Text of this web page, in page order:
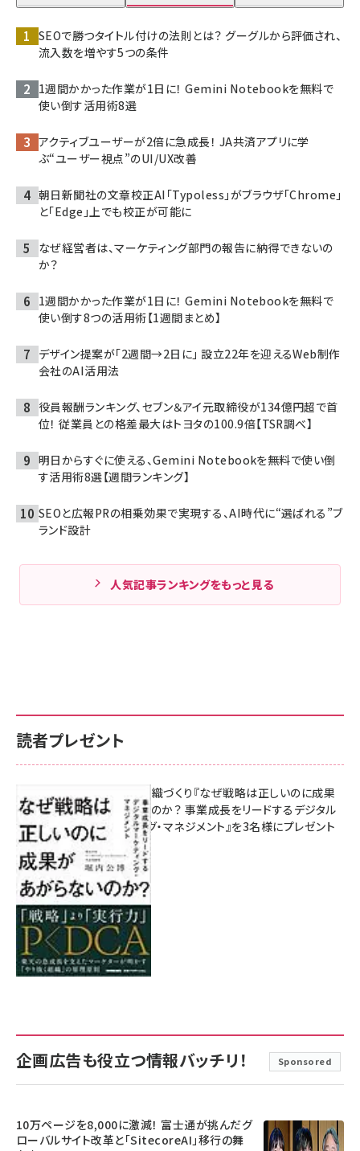
企画広告も役立つ情報バッチリ！ Sponsored
10万ページを8,000に激減！ 富士通が挑んだグ
ローバルサイト改革と「SitecoreAI」移行の舞
SEOで勝つタイトル付けの法則とは？ グーグルから評価され、
流入数を増やす5つの条件
1週間かかった作業が1日に！ Gemini Notebookを無料で
使い倒す活用術8選
アクティブユーザーが2倍に急成長！ JA共済アプリに学
ぶ“ユーザー視点”のUI/UX改善
朝日新聞社の文章校正AI「Typoless」がブラウザ「Chrome」
と「Edge」上でも校正が可能に
なぜ経営者は、マーケティング部門の報告に納得できないの
か？
1週間かかった作業が1日に！ Gemini Notebookを無料で
使い倒す8つの活用術【1週間まとめ】
デザイン提案が「2週間→2日に」 設立22年を迎えるWeb制作
会社のAI活用法
役員報酬ランキング、セブン＆アイ元取締役が134億円超で首
位！ 従業員との格差最大はトヨタの100.9倍【TSR調べ】
明日からすぐに使える、Gemini Notebookを無料で使い倒
す活用術8選【週間ランキング】
SEOと広報PRの相乗効果で実現する、AI時代に“選ばれる”ブ
ランド設計
人気記事ランキングをもっと見る
読者プレゼント
成果を生む組織づくり『なぜ戦略は正しいのに成果
があがらないのか？ 事業成長をリードするデジタル
マーケティング・マネジメント』を3名様にプレゼント
8月7日 10:00